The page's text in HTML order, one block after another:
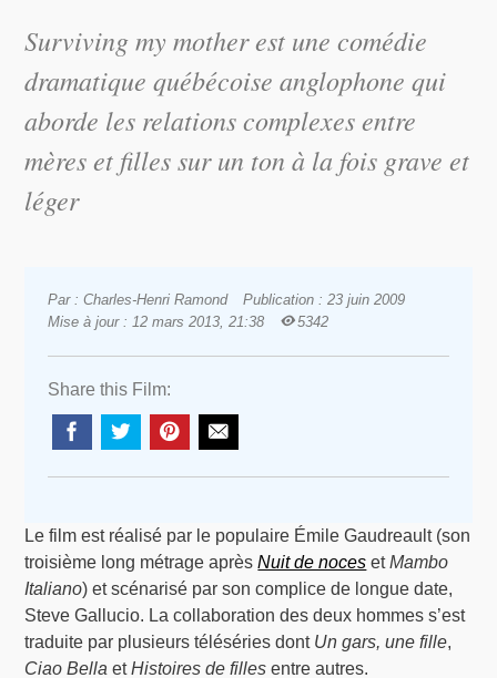
Surviving my motherest une comédie
dramatique québécoise anglophone qui
aborde les relations complexes entre
mères et filles sur un ton à la fois grave et
léger
Par : Charles-Henri Ramond
Publication : 23 juin 2009
Mise à jour : 12 mars 2013, 21:38
5342
Share this Film:
Le film est réalisé par le populaire Émile Gaudreault (son
troisième long métrage aprèsNuit de noces etMambo
Italiano) et scénarisé par son complice de longue date,
Steve Gallucio. La collaboration des deux hommes s’est
traduite par plusieurs téléséries dont Un gars, une fille,
Ciao Bella etHistoires de filles entre autres.